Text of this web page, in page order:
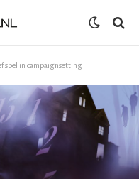
spel in campaignsetting